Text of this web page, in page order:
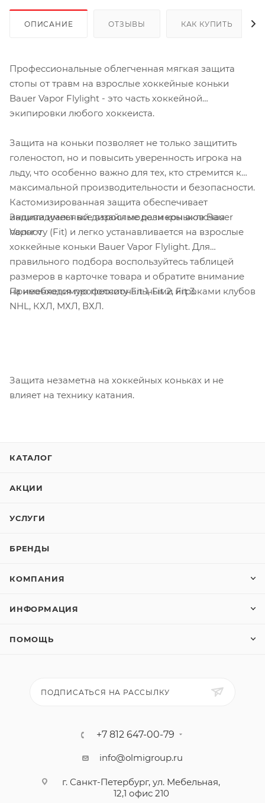
ОПИСАНИЕ ОТЗЫВЫ КАК КУПИТЬ
Профессиональные облегченная мягкая защита
стопы от травм на взрослые хоккейные коньки
Bauer Vapor Flylight - это часть хоккейной
экипировки любого хоккеиста.
Защита на коньки позволяет не только защитить
голеностоп, но и повысить уверенность игрока на
льду, что особенно важно для тех, кто стремится к
максимальной производительности и безопасности.
Кастомизированная защита обеспечивает
индивидуальный дизайн модели коньков Bauer
Vapor v
Защита имеет все взрослые размеры включая
полноту (Fit) и легко устанавливается на взрослые
хоккейные коньки Bauer Vapor Flylight. Для
правильного подбора воспользуйтесь таблицей
размеров в карточке товара и обратите внимание
на необходимую полноту Fit 1, Fit 2, Fit 3.
Применяется профессиональными игроками клубов
NHL, КХЛ, МХЛ, ВХЛ.
Защита незаметна на хоккейных коньках и не
влияет на технику катания.
КАТАЛОГ
АКЦИИ
УСЛУГИ
БРЕНДЫ
КОМПАНИЯ
ИНФОРМАЦИЯ
ПОМОЩЬ
ПОДПИСАТЬСЯ НА РАССЫЛКУ
+7 812 647-00-79
info@olmigroup.ru
г. Санкт-Петербург, ул. Мебельная,
12,1 офис 210